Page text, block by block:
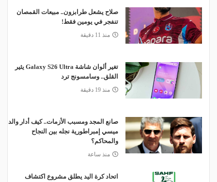
صلاح يشعل طرابزون.. مبيعات القمصان
تنفجر في يومين فقط!
منذ 11 دقيقة
تغير ألوان شاشة Galaxy S26 Ultra يثير
القلق.. وسامسونج ترد
منذ 19 دقيقة
صانع المجد ومسبب الأزمات.. كيف أدار والد
ميسي إمبراطورية نجله بين النجاح
والمحاكم؟
منذ ساعة
اتحاد كرة اليد يطلق مشروع اكتشاف